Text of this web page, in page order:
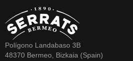
Polígono Landabaso 3B
48370 Bermeo, Bizkaia (Spain)